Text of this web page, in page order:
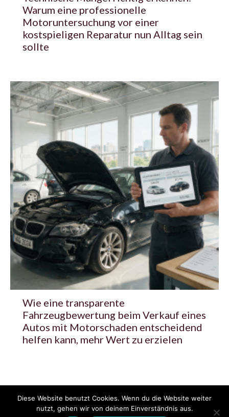
Warum eine professionelle
Motoruntersuchung vor einer
kostspieligen Reparatur nun Alltag sein
sollte
Wie eine transparente
Fahrzeugbewertung beim Verkauf eines
Autos mit Motorschaden entscheidend
helfen kann, mehr Wert zu erzielen
© 2020 - 2025 Copyright - KFZzeitung.com
Diese Website benutzt Cookies. Wenn du die Website weiter
nutzt, gehen wir von deinem Einverständnis aus.